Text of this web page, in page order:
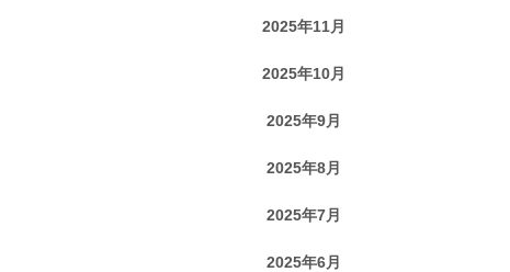
2025年11月
2025年10月
2025年9月
2025年8月
2025年7月
2025年6月